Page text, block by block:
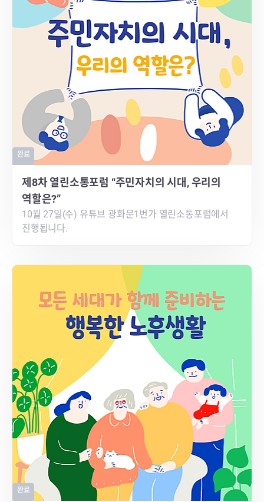
완료
제8차 열린소통포럼 “주민자치의 시대, 우리의
역할은?”
10월 27일(수) 유튜브 광화문1번가 열린소통포럼에서
진행됩니다.
완료